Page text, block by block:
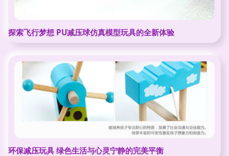
探索飞行梦想 PU减压球仿真模型玩具的全新体验
环保减压玩具 绿色生活与心灵宁静的完美平衡